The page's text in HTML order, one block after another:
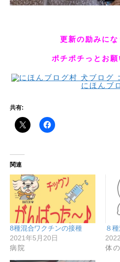
更新の励みに
ポチポチっとお願
にほんブ
共有:
関連
8種混合ワクチンの接種
2021年5月20日
病院
８
体